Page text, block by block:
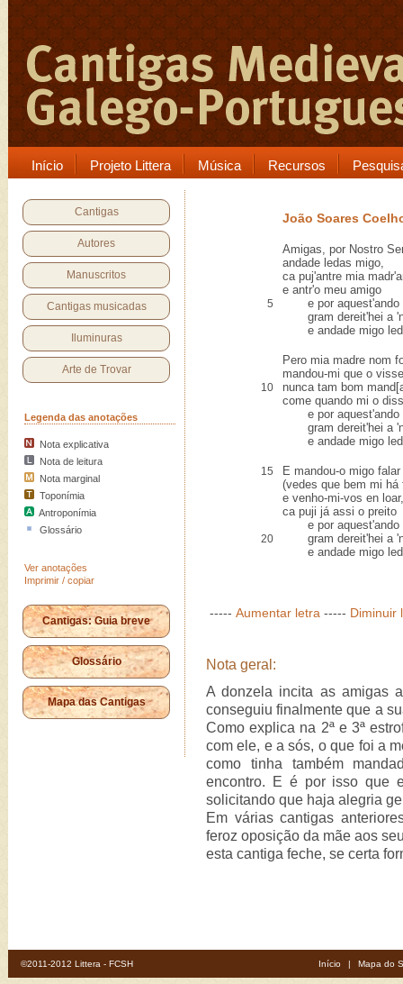
Início Projeto Littera Música Recursos
Cantigas
Autores
Manuscritos
Cantigas musicadas
Iluminuras
Arte de Trovar
Legenda das anotações
Nota explicativa
Nota de leitura
Nota marginal
Toponímia
Antroponímia
Glossário
Ver anotações
Imprimir / copiar
Cantigas: Guia breve
Glossário
Mapa das Cantigas
João Soares
Amigas, por Nostro
andade ledas migo,
ca puj'antre mia
e antr'o meu amigo
5
e por aquest'ando
gram dereit'hei a
e andade migo
Pero mia madre nom
mandou-mi que o
10
nunca tam bom
come quando mi o
e por aquest'ando
gram dereit'hei a
e andade migo
15
E mandou-o migo falar
(vedes que bem mi há
e venho-mi-vos en loar,
ca puji já assi o preito
e por aquest'ando
20
gram dereit'hei a
e andade migo
----- Aumentar letra ----- Diminuir
Nota geral:
A donzela incita as amigas
conseguiu finalmente que a
Como explica na 2ª e 3ª
com ele, e a sós, o que foi a
como tinha também
encontro. E é por isso que
solicitando que haja alegria
Em várias cantigas
feroz oposição da mãe aos
esta cantiga feche, se certa
©2011-2012 Littera - FCSH Início | Mapa do